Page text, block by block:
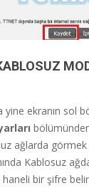
yine ekranın sol
ağlarda görmek
Kablosuz
bir şifre